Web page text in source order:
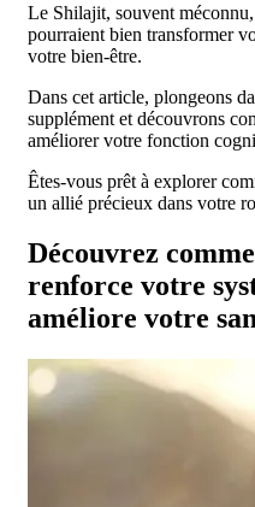
Le Shilajit, souvent
pourraient bien transformer
votre bien-être.
Dans cet article, plongeons
supplément et découvrons
améliorer votre fonction
Êtes-vous prêt à explorer
un allié précieux dans votre
Découvrez
renforce votre
améliore votre